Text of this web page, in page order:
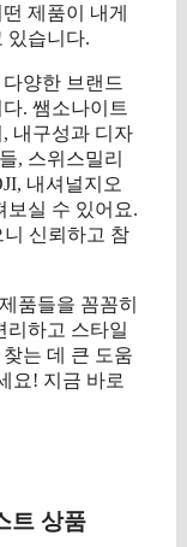
제품이 내게
있습니다.
양한 브랜드
. 쌤소나이트
내구성과 디자
, 스위스밀리
내셔널지오
보실 수 있어요.
니 신뢰하고 참
품들을 꼼꼼히
리하고 스타일
는 데 큰 도움
요! 지금 바로
트 상품